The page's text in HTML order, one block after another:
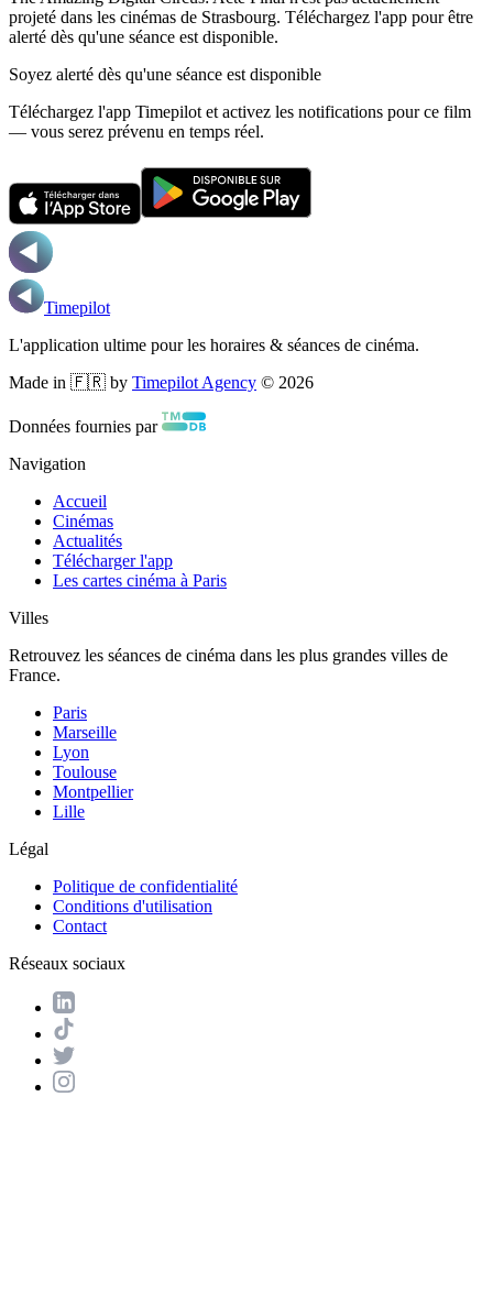
projeté dans les cinémas de Strasbourg. Téléchargez l'app pour être
alerté dès qu'une séance est disponible.
Soyez alerté dès qu'une séance est disponible
Téléchargez l'app Timepilot et activez les notifications pour ce film
— vous serez prévenu en temps réel.
Timepilot
L'application ultime pour les horaires & séances de cinéma.
Made in 🇫🇷 by Timepilot Agency © 2026
Données fournies par
Navigation
Accueil
Cinémas
Actualités
Télécharger l'app
Les cartes cinéma à Paris
Villes
Retrouvez les séances de cinéma dans les plus grandes villes de
France.
Paris
Marseille
Lyon
Toulouse
Montpellier
Lille
Légal
Politique de confidentialité
Conditions d'utilisation
Contact
Réseaux sociaux